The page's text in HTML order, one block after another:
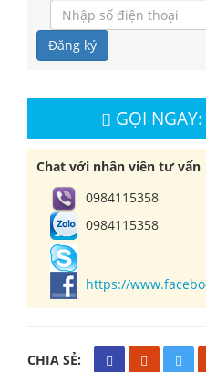
Đăng ký
GỌI
Chat với nhân viên tư vấn
0984115358
0984115358
https://
CHIA SẺ: